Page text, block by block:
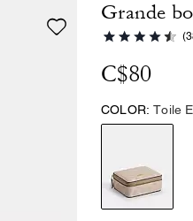
Grande
C$80
COLOR: Toile